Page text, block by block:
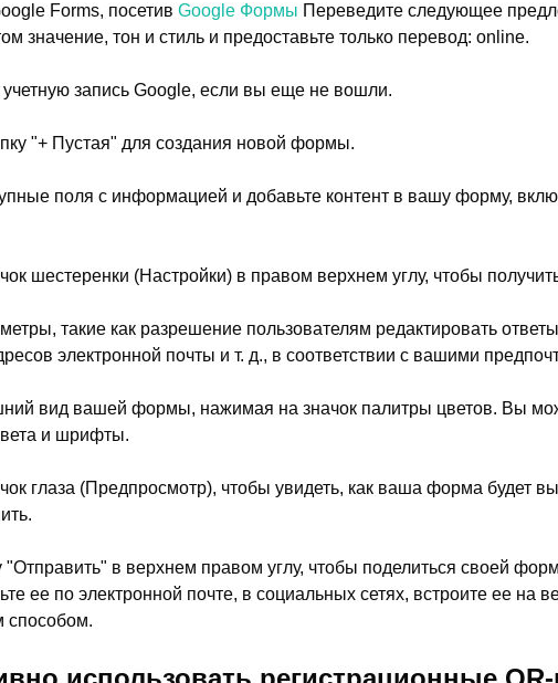
Forms, посетив Google Формы Переведите следующее
значение, тон и стиль и предоставьте только перевод: online.
запись Google, если вы еще не вошли.
"+ Пустая" для создания новой формы.
поля с информацией и добавьте контент в вашу форму,
шестеренки (Настройки) в правом верхнем углу, чтобы
такие как разрешение пользователям редактировать
электронной почты и т. д., в соответствии с вашими
вид вашей формы, нажимая на значок палитры цветов. Вы
и шрифты.
глаза (Предпросмотр), чтобы увидеть, как ваша форма будет
в верхнем правом углу, чтобы поделиться своей
ее по электронной почте, в социальных сетях, встроите ее на